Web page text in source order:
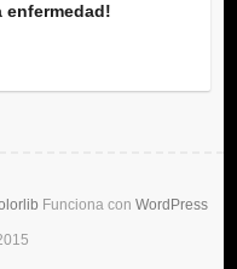
enfermedad!
Funciona con WordPress